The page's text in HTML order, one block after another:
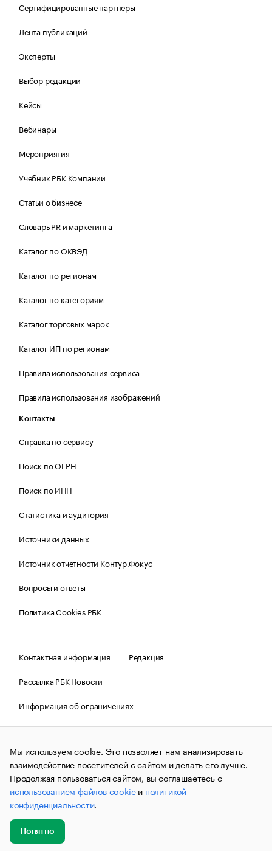
Сертифицированные партнеры
Лента публикаций
Эксперты
Выбор редакции
Кейсы
Вебинары
Мероприятия
Учебник РБК Компании
Статьи о бизнесе
Словарь PR и маркетинга
Каталог по ОКВЭД
Каталог по регионам
Каталог по категориям
Каталог торговых марок
Каталог ИП по регионам
Правила использования сервиса
Правила использования изображений
Контакты
Справка по сервису
Поиск по ОГРН
Поиск по ИНН
Статистика и аудитория
Источники данных
Источник отчетности Контур.Фокус
Вопросы и ответы
Политика Cookies РБК
Контактная информация
Редакция
Рассылка РБК Новости
Информация об ограничениях
Правовая информация
О соблюдении авторских прав
© АО «РОСБИЗНЕСКОНСАЛТИНГ»,1995–2026.Сообщения
и материалы информационного агентства «РБК»
(зарегистрировано Федеральной службой по надзору в сфере
связи, информационных технологий и массовых
коммуникаций (Роскомнадзор) 09.12.2015 за номером ИА
№ФС77-63848) сопровождаются пометкой «РБК». Отдельные
публикации могут содержать информацию,
не предназначенную для пользователей
до 18 лет.
Мы используем cookie. Это позволяет нам анализировать
взаимодействие посетителей с сайтом и делать его лучше.
Продолжая пользоваться сайтом, вы соглашаетесь с
использованием файлов cookieи политикой
конфиденциальности.
Понятно